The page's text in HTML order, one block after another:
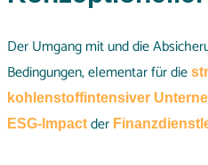
Der Umgang mit und die
Bedingungen, elementar für die
kohlenstoffintensiver
ESG-Impact der